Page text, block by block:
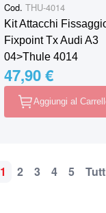
Cod. THU-4014
Kit Attacchi
Fixpoint Tx Audi A3
04>Thule 4014
47,90 €
Aggiungi al
Pagina
Attualmente stai
1 Pagina
2 Pagina
3 Pagina
4 Pagina
5